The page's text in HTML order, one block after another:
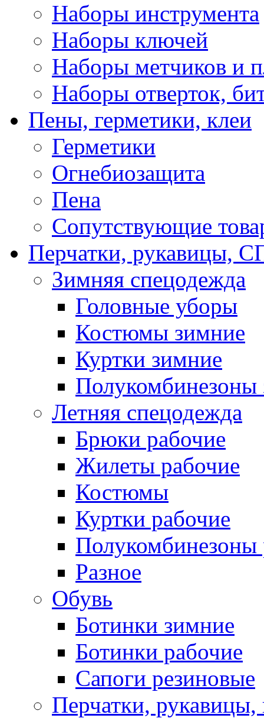
Наборы инструмента
Наборы ключей
Наборы метчиков и
Наборы отверток,
Пены, герметики, клеи
Герметики
Огнебиозащита
Пена
Сопутствующие
Перчатки,
Зимняя спецодежда
Головные уборы
Костюмы зимние
Куртки зимние
Полукомбинезоны
Летняя спецодежда
Брюки рабочие
Жилеты рабочие
Костюмы
Куртки рабочие
Полукомбинезоны
Разное
Обувь
Ботинки зимние
Ботинки рабочие
Сапоги резиновые
Перчатки, рукавицы,